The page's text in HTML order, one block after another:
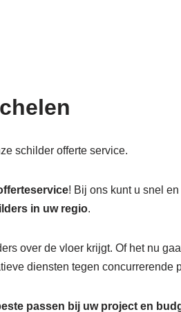
schilder offerte service.
! Bij ons kunt u snel
in uw regio.
over de vloer krijgt. Of het nu
diensten tegen concurrerende
passen bij uw project en